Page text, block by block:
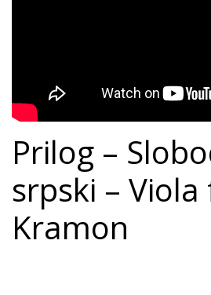
Prilog –
srpski – Viola
Kramon